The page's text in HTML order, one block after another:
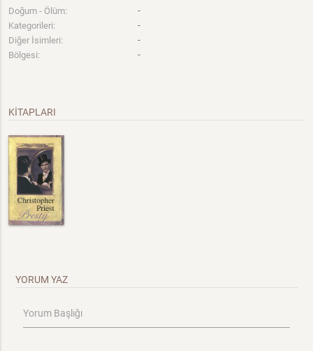
Doğum - Ölüm: -
Kategorileri: -
Diğer İsimleri: -
Bölgesi: -
KİTAPLARI
YORUM YAZ
Yorum Başlığı